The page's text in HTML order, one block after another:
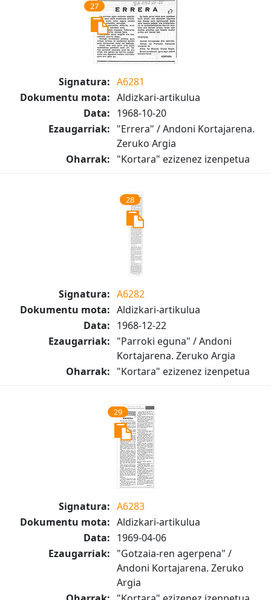
27
Signatura: A6281
Dokumentu mota: Aldizkari-artikulua
Data: 1968-10-20
Ezaugarriak: "Errera" / Andoni Kortajarena.
Zeruko Argia
Oharrak: "Kortara" ezizenez izenpetua
28
Signatura: A6282
Dokumentu mota: Aldizkari-artikulua
Data: 1968-12-22
Ezaugarriak: "Parroki eguna" / Andoni
Kortajarena. Zeruko Argia
Oharrak: "Kortara" ezizenez izenpetua
29
Signatura: A6283
Dokumentu mota: Aldizkari-artikulua
Data: 1969-04-06
Ezaugarriak: "Gotzaia-ren agerpena" /
Andoni Kortajarena. Zeruko
Argia